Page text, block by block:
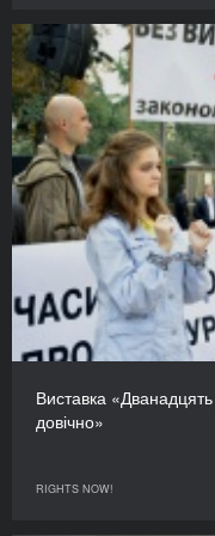
Виставка «Дванадцять
довічно»
RIGHTS NOW!